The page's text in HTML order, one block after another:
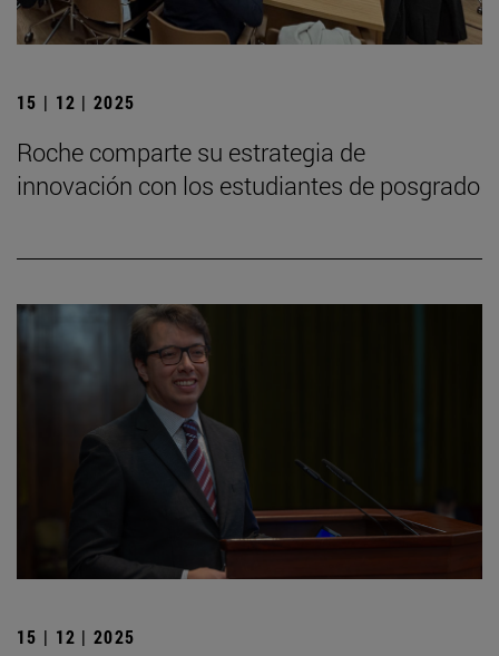
15 | 12 | 2025
Roche comparte su estrategia de
innovación con los estudiantes de posgrado
15 | 12 | 2025